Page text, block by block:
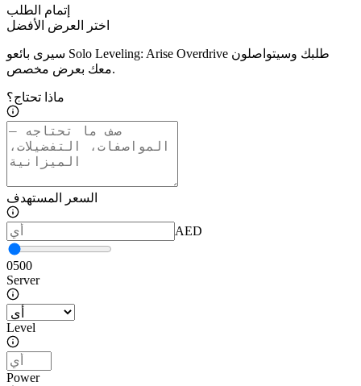
إتمام الطلب
اختر العرض الأفضل
سيرى بائعو Solo Leveling: Arise Overdrive طلبك وسيتواصلون
معك بعرض مخصص.
ماذا تحتاج؟
السعر المستهدف
AED
0500
Server
Level
Power